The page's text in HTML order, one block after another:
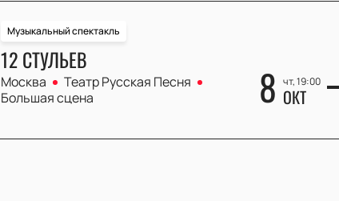
Музыкальный спектакль
12 СТУЛЬЕВ
Москва
Театр Русская Песня
Большая сцена
8 чт, 19:00
ОКТ